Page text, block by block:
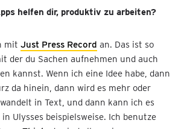
helfen dir, produktiv zu arbeiten?
mit Just Press Record an. Das ist so
der du Sachen aufnehmen und auch
kannst. Wenn ich eine Idee habe, dann
da hinein, dann wird es mehr oder
in Text, und dann kann ich es
Ulysses beispielsweise. Ich benutze